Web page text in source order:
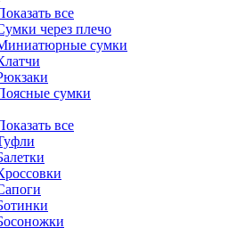
все
через плечо
cумки
сумки
все